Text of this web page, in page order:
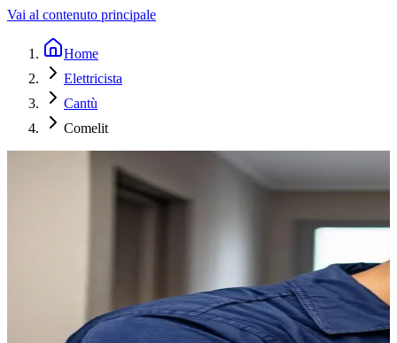
Vai al contenuto principale
Home
Elettricista
Cantù
Comelit